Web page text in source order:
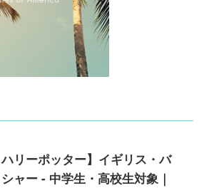
ハリーポッター】イギリス・バ
ャー - 中学生・高校生対象｜